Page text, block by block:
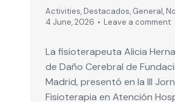
Activities, Destacados, General,
4 June, 2026
Leave a comment
La fisioterapeuta Alicia
de Daño Cerebral de
Madrid, presentó en la III
Fisioterapia en Atención